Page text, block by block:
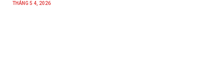
THÁNG 5 4, 2026